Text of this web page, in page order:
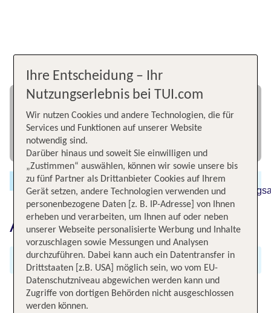
Aktions- & Tarifbedingungen
Aktions- & Tarifbedingungen
Ihre Entscheidung – Ihr
Nutzungserlebnis bei TUI.com
Wir nutzen Cookies und andere Technologien, die für
Services und Funktionen auf unserer Website
notwendig sind.
Darüber hinaus und soweit Sie einwilligen und
„Zustimmen“ auswählen, können wir sowie unsere bis
zu fünf Partner als Drittanbieter Cookies auf Ihrem
Gerät setzen, andere Technologien verwenden und
personenbezogene Daten [z. B. IP-Adresse] von Ihnen
erheben und verarbeiten, um Ihnen auf oder neben
unserer Webseite personalisierte Werbung und Inhalte
vorzuschlagen sowie Messungen und Analysen
durchzuführen. Dabei kann auch ein Datentransfer in
Drittstaaten [z.B. USA] möglich sein, wo vom EU-
Datenschutzniveau abgewichen werden kann und
Zugriffe von dortigen Behörden nicht ausgeschlossen
werden können.